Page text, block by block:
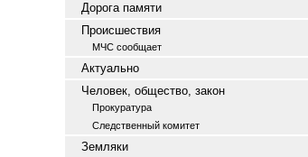
Дорога памяти
Происшествия
МЧС сообщает
Актуально
Человек, общество, закон
Прокуратура
Следственный комитет
Земляки